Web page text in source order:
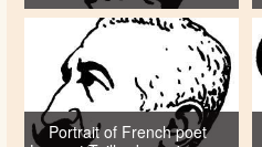
Portrait of French poet